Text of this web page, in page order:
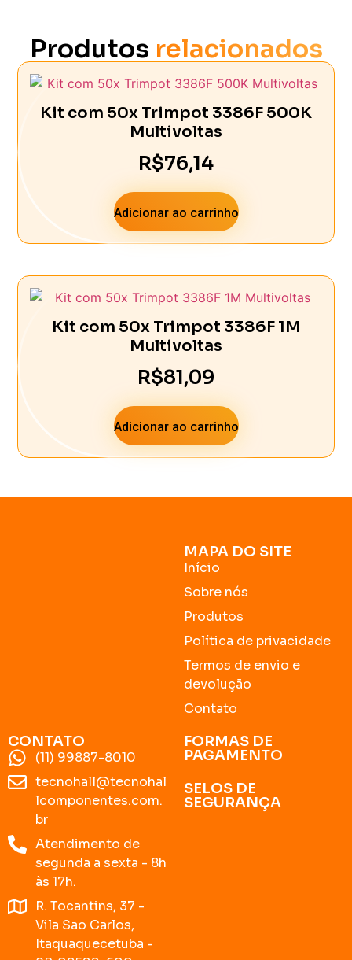
Produtos relacionados
Kit com 50x Trimpot 3386F 500K
Multivoltas
R$76,14
Adicionar ao carrinho
Kit com 50x Trimpot 3386F 1M
Multivoltas
R$81,09
Adicionar ao carrinho
MAPA DO SITE
Início
Sobre nós
Produtos
Política de privacidade
Termos de envio e
devolução
Contato
CONTATO
(11) 99887-8010
tecnohall@tecnohal
lcomponentes.com.
br
Atendimento de
segunda a sexta - 8h
às 17h.
R. Tocantins, 37 -
Vila Sao Carlos,
Itaquaquecetuba -
FORMAS DE
PAGAMENTO
SELOS DE
SEGURANÇA